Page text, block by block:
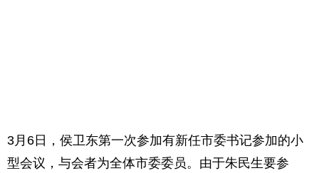
3月6日，侯卫东第一次参加有新任市委书记参加的小
型会议，与会者为全体市委委员。由于朱民生要参